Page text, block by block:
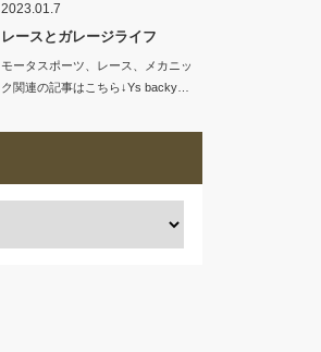
2023.01.7
レースとガレージライフ
モータスポーツ、レース、メカニッ
ク関連の記事はこちら↓Ys backy…